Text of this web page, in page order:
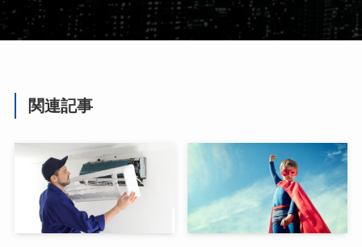
関連記事